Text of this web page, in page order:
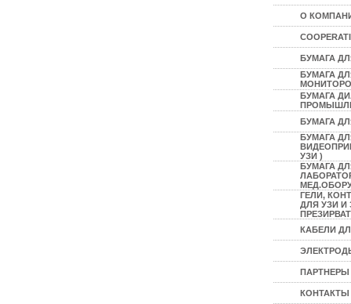
О
БУМАГА
БУМАГА
БУМАГА
БУМАГА
БУМАГА
УЗИ )
БУМАГА
ГЕЛИ,
ДЛЯ УЗИ И
КАБЕЛИ
ПАРТНЕРЫ
КОНТАКТЫ